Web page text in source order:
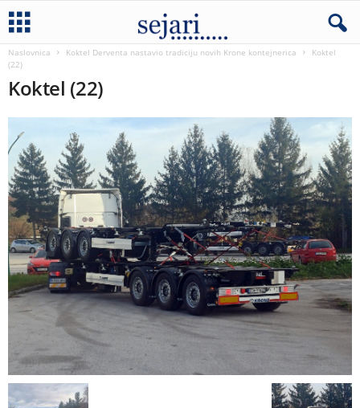
Naslovnica Koktel Derventa nastavio tradiciju novih Krone kontejnerica
Koktel
(22)
Koktel (22)